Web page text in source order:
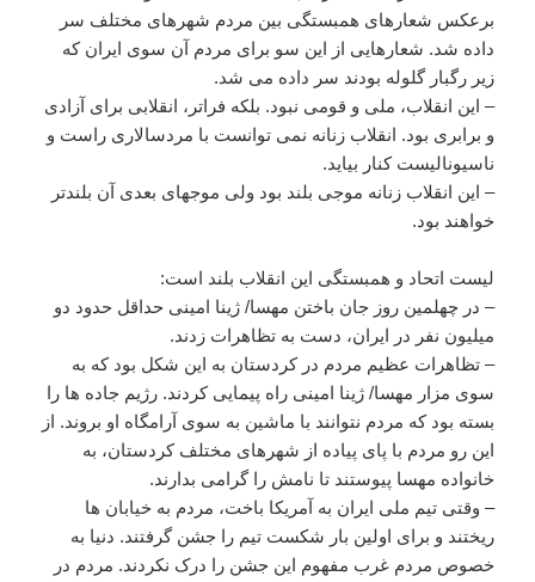
برعکس شعارهای همبستگی بین مردم شهرهای مختلف سر
داده شد. شعارهایی از این سو برای مردم آن سوی ایران که
زیر رگبار گلوله بودند سر داده می شد.
– این انقلاب، ملی و قومی نبود. بلکه فراتر، انقلابی برای آزادی
و برابری بود. انقلاب زنانه نمی توانست با مردسالاری راست و
ناسیونالیست کنار بیاید.
– این انقلاب زنانه موجی بلند بود ولی موجهای بعدی آن بلندتر
خواهند بود.
لیست اتحاد و همبستگی این انقلاب بلند است:
– در چهلمین روز جان باختن مهسا/ ژینا امینی حداقل حدود دو
میلیون نفر در ایران، دست به تظاهرات زدند.
– تظاهرات عظیم مردم در کردستان به این شکل بود که به
سوی مزار مهسا/ ژینا امینی راه پیمایی کردند. رژیم جاده ها را
بسته بود که مردم نتوانند با ماشین به سوی آرامگاه او بروند. از
این رو مردم با پای پیاده از شهرهای مختلف کردستان، به
خانواده مهسا پیوستند تا نامش را گرامی بدارند.
– وقتی تیم ملی ایران به آمریکا باخت، مردم به خیابان ها
ریختند و برای اولین بار شکست تیم را جشن گرفتند. دنیا به
خصوص مردم غرب مفهوم این جشن را درک نکردند. مردم در